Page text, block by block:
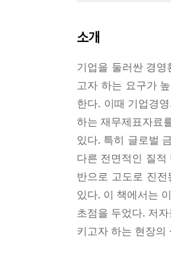
소개
기업을 둘러싼 경
고자 하는 요구가
한다. 이때 기업경
하는 재무제표자료
있다. 특히 글로벌
다른 전면적인 질적
반으로 고도로 진
있다. 이 책에서는
초점을 두었다. 저
키고자 하는 현장의